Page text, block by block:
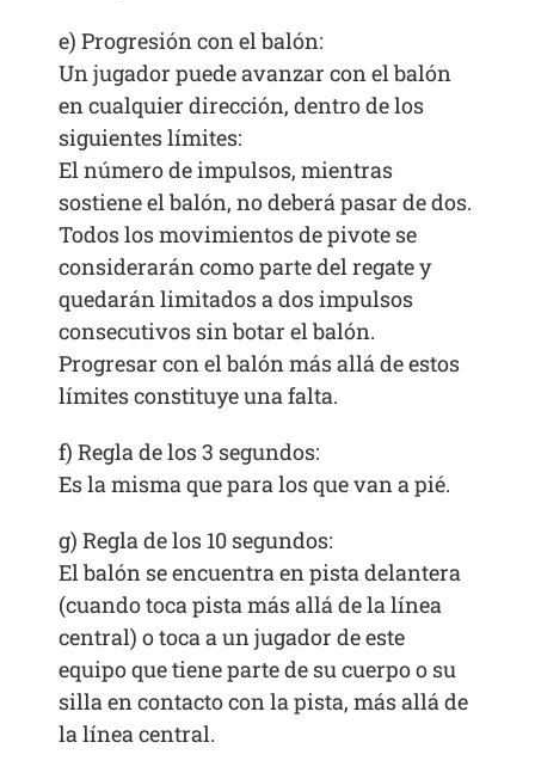
e) Progresión con el balón:
Un jugador puede avanzar con el balón
en cualquier dirección, dentro de los
siguientes límites:
El número de impulsos, mientras
sostiene el balón, no deberá pasar de dos.
Todos los movimientos de pivote se
considerarán como parte del regate y
quedarán limitados a dos impulsos
consecutivos sin botar el balón.
Progresar con el balón más allá de estos
límites constituye una falta.
f) Regla de los 3 segundos:
Es la misma que para los que van a pié.
g) Regla de los 10 segundos:
El balón se encuentra en pista delantera
(cuando toca pista más allá de la línea
central) o toca a un jugador de este
equipo que tiene parte de su cuerpo o su
silla en contacto con la pista, más allá de
la línea central.